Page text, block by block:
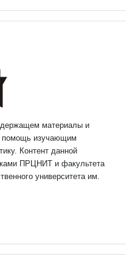
материалы и
помощь изучающим
Контент данной
ПРЦНИТ и факультета
университета им.